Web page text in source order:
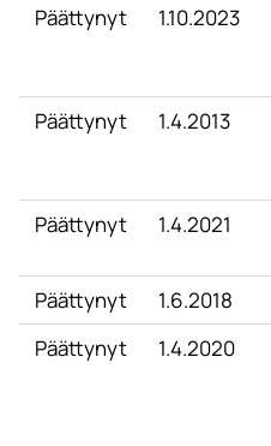
Päättynyt 1.10.2023
Päättynyt 1.4.2013
Päättynyt
1.4.2021
Päättynyt
1.6.2018
Päättynyt
1.4.2020